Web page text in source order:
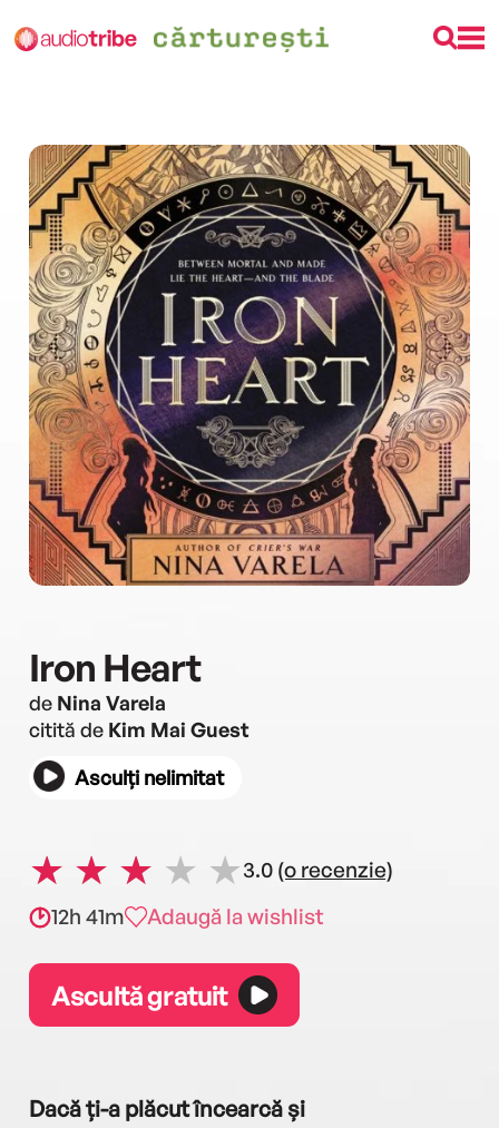
Iron Heart
de Nina Varela
citită de Kim Mai Guest
Asculți nelimitat
3.0 (o recenzie)
12h 41m
Adaugă la wishlist
Ascultă gratuit
Dacă ți-a plăcut încearcă și